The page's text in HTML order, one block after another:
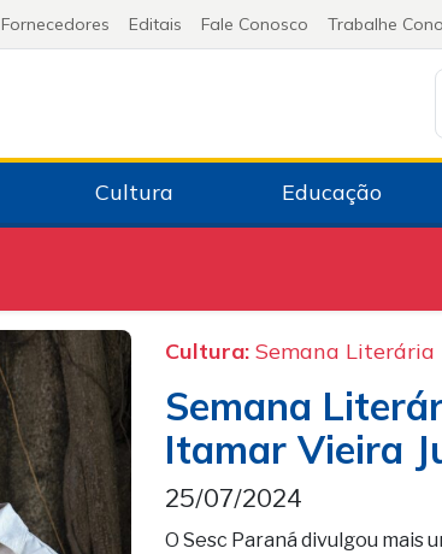
Fornecedores Editais Fale Conosco Trabalhe
Cultura Educação
Cultura: Semana Literária
Semana
Itamar Vieira
25/07/2024
O Sesc Paraná divulgou mais